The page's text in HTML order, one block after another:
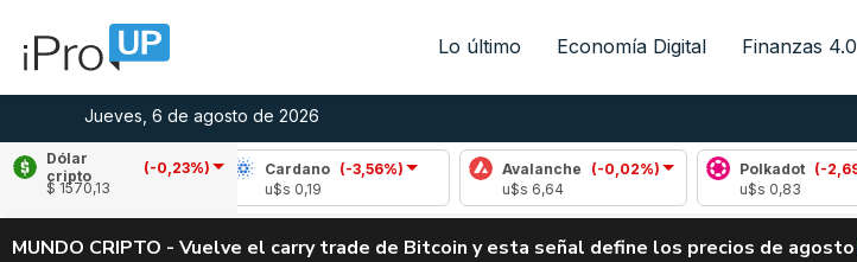
Lo último Economía Digital Finanzas 4.0
Jueves, 6 de agosto de 2026
Dólar
cripto
(-0,23%)
$ 1570,13
(-1,59%)
Cardano (-3,56%)
u$s 0,19
Avalanche (-0,02%)
u$s 6,64
Polkadot (-2,69%)
u$s 0,83
ALERTA
MUNDO CRIPTO - Vuelve el carry trade de Bitcoin y esta señal define los precios de agosto